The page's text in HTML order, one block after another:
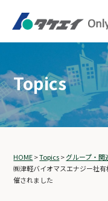
Topics
HOME>Topics>グループ・関
㈱津軽バイオマスエナジー社
催されました